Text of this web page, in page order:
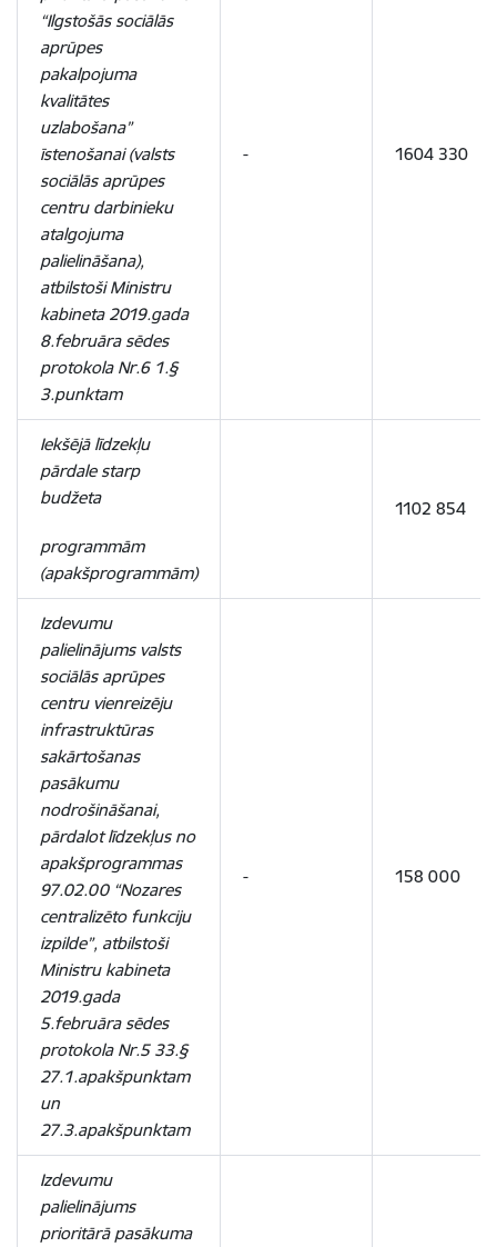
“Ilgstošās sociālās
aprūpes
pakalpojuma
kvalitātes
uzlabošana”
īstenošanai (valsts
sociālās aprūpes
centru darbinieku
atalgojuma
palielināšana),
atbilstoši Ministru
kabineta 2019.gada
8.februāra sēdes
protokola Nr.6 1.§
3.punktam
- 1604 330
Iekšējā līdzekļu
pārdale starp
budžeta
programmām
(apakšprogrammām)
1102 854
Izdevumu
palielinājums valsts
sociālās aprūpes
centru vienreizēju
infrastruktūras
sakārtošanas
pasākumu
nodrošināšanai,
pārdalot līdzekļus no
apakšprogrammas
97.02.00 “Nozares
centralizēto funkciju
izpilde”, atbilstoši
Ministru kabineta
2019.gada
5.februāra sēdes
protokola Nr.5 33.§
27.1.apakšpunktam
un
27.3.apakšpunktam
- 158 000
Izdevumu
palielinājums
prioritārā pasākuma